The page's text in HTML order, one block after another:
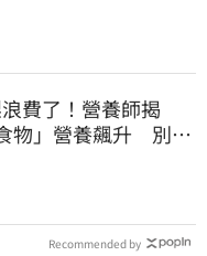
費了！營養師揭
物」營養飆升 別再
Recommended by